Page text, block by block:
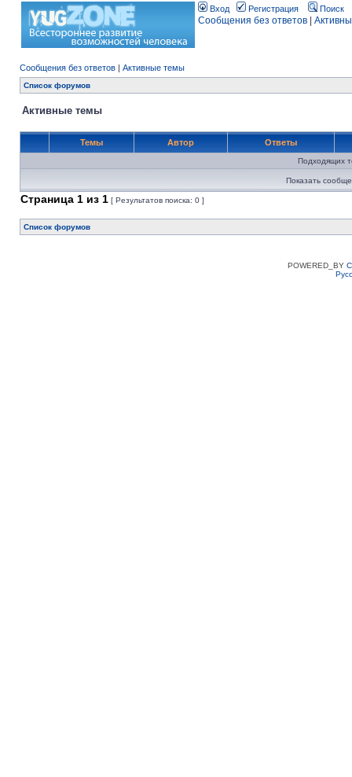
Вход Регистрация Поиск
Сообщения без ответов
Сообщения без ответов | Активные темы
Список форумов
Активные темы
Темы Автор Ответы
Подходящих
Показать
Страница 1 из 1 [ Результатов поиска: 0 ]
Список форумов
POWERED_BY